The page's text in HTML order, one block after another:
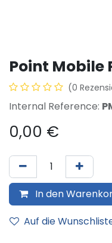
Point Mobile
(0
Internal Reference:
0,00 €
In den
Auf die